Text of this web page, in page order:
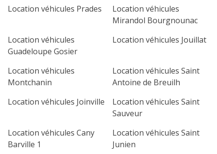
16 17
21 23 24 25
28
Location véhicules Prades
Location véhicules
Mirandol Bourgnounac
Location véhicules
Guadeloupe Gosier
Location véhicules Jouillat
Location véhicules
Montchanin
Location véhicules Saint
Antoine de Breuilh
Location véhicules Joinville
Location véhicules Saint
Sauveur
Location véhicules Cany
Barville 1
Location véhicules Saint
Junien